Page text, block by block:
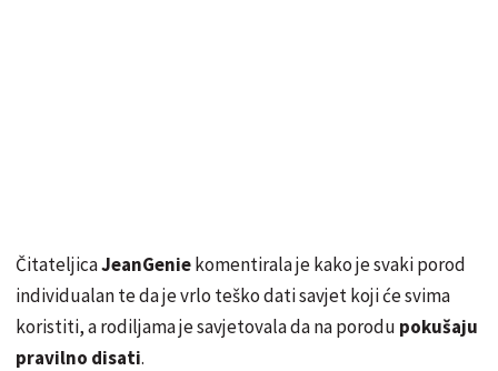
ČitateljicaJeanGeniekomentirala je kako je svaki porod
individualan te da je vrlo teško dati savjet koji će svima
koristiti, a rodiljama je savjetovala da na porodu pokušaju
pravilno disati.